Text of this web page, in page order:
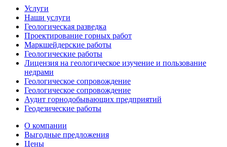
Услуги
Наши услуги
Геологическая разведка
Проектирование горных работ
Маркшейдерские работы
Геологические работы
Лицензия на геологическое изучение и пользование
недрами
Геологическое сопровождение
Геологическое сопровождение
Аудит горнодобывающих предприятий
Геодезические работы
О компании
Выгодные предложения
Цены